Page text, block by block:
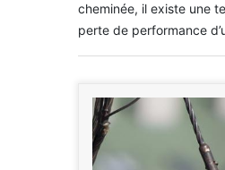
cheminée, il existe une
perte de performance